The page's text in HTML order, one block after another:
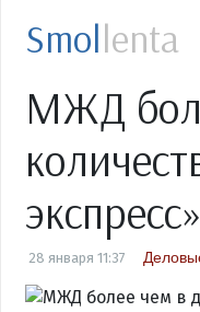
Smollenta
МЖД
28 января 11:37